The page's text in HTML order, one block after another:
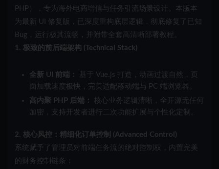
PHP），专为海外电商增信与任务引流场景设计。本版本
为最新 UI 修复版，已深度重构底层逻辑，彻底修复了已知
Bug，运行极其流畅，并附带全套高清晰部署教程。
1. 极致的前后端架构 (Technical Stack)
全新 UI 前端：
基于 Vue.js 打造，动画过渡自然，页
面加载速度极快，完美适配移动端与 PC 端浏览器。
高内聚 PHP 后端：
核心业务逻辑清晰，全开源无任何
加密，支持开发者进行二次功能扩展与个性化定制。
2. 核心风控：精细化订单控制 (Advanced Control)
系统赋予了管理员对前端任务流的绝对控制权，内置完美
的财务控制链条：